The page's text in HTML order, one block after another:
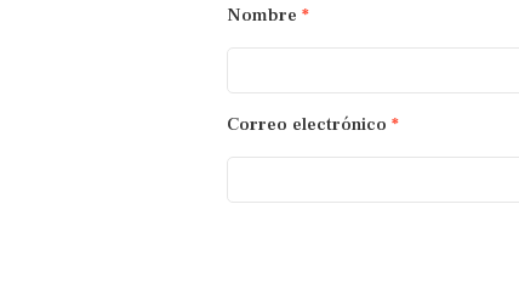
Nombre *
Correo electrónico *